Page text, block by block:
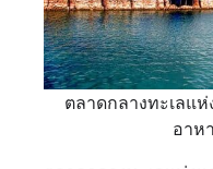
ตลาดกลางทะเลแ
อาห